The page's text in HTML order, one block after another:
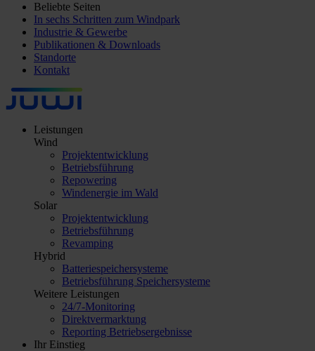
Beliebte Seiten
In sechs Schritten zum Windpark
Industrie & Gewerbe
Publikationen & Downloads
Standorte
Kontakt
Leistungen
Wind
Projektentwicklung
Betriebsführung
Repowering
Windenergie im Wald
Solar
Projektentwicklung
Betriebsführung
Revamping
Hybrid
Batteriespeichersysteme
Betriebsführung Speichersysteme
Weitere Leistungen
24/7-Monitoring
Direktvermarktung
Reporting Betriebsergebnisse
Ihr Einstieg